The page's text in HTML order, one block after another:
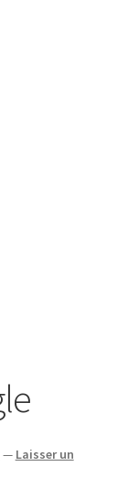
— Laisser un